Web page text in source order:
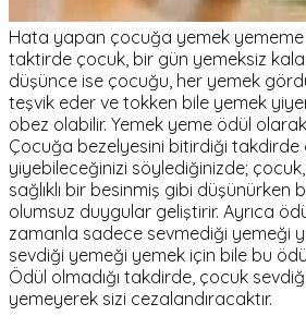
Hata yapan çocuğa yemek yememe
taktirde çocuk, bir gün yemeksiz
düşünce ise çocuğu, her yemek
teşvik eder ve tokken bile yemek
obez olabilir. Yemek yeme ödül olarak
Çocuğa bezelyesini bitirdiği takdirde
yiyebileceğinizi söylediğinizde;
sağlıklı bir besinmiş gibi düşünürken
olumsuz duygular geliştirir. Ayrıca
zamanla sadece sevmediği yemeği
sevdiği yemeği yemek için bile bu
Ödül olmadığı takdirde, çocuk
yemeyerek sizi cezalandıracaktır.